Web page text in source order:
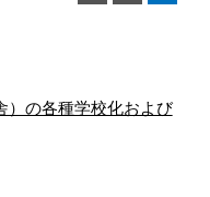
）の各種学校化および